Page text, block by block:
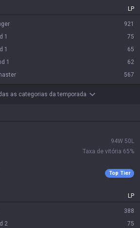
LP
921
1 75
1 65
1 62
567
as categorias da temporada
94W 50 L
Taxa de vitória 65%
Top Tier
LP
388
2 75